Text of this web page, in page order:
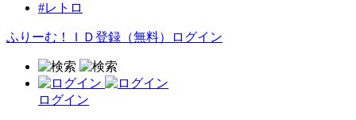
#レトロ
ふりーむ！ＩＤ登録（無料） ログイン
ログイン